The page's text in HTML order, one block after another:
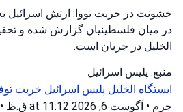
خشونت در خربت تووا: ارتش اسرائیل
در میان فلسطینیان گزارش شده و
الخلیل در جریان است.
منبع: پلیس اسرائیل
ایستگاه الخلیل پلیس اسرائیل خربت
جرم • آگوست 6, 2026 at 11:12 ق.ظ •